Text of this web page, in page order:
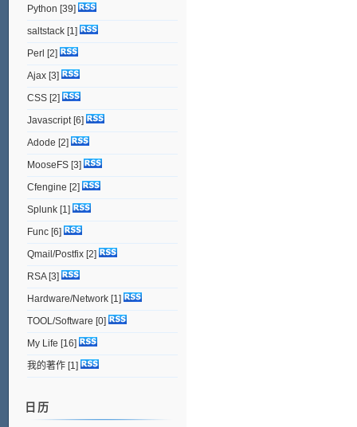
Python [39]
saltstack[1]
Perl [2]
Ajax[3]
CSS[2]
Javascript[6]
Adode [2]
MooseFS[3]
Cfengine [2]
Splunk[1]
Func[6]
Qmail/Postfix[2]
RSA[3]
Hardware/Network[1]
TOOL/Software [0]
My Life [16]
我的著作[1]
日历